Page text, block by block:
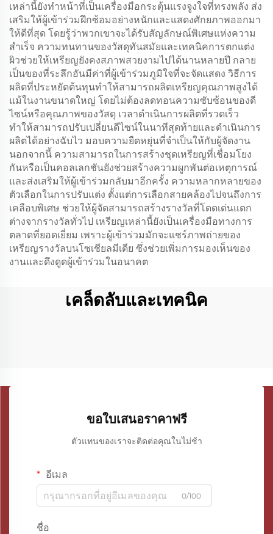
เหล่านี้ยังทำหน้าที่เป็นเครื่องมือกระตุ้นแรงจูงใจที่ทรงพลัง ส่ง
เสริมให้ผู้เข้าร่วมฝึกซ้อมอย่างหนักและแสดงศักยภาพออกมา
ให้ดีที่สุด โดยรู้ว่าพวกเขาจะได้รับสัญลักษณ์พิเศษแห่งความ
สำเร็จ ความทนทานของวัสดุทันสมัยและเทคนิคการตกแต่ง
ผิวช่วยให้เหรียญยังคงสภาพสวยงามไปได้นานหลายปี กลาย
เป็นของที่ระลึกอันมีค่าที่ผู้เข้าร่วมภูมิใจที่จะจัดแสดง วิธีการ
ผลิตที่ประหยัดต้นทุนทำให้สามารถผลิตเหรียญคุณภาพสูงได้
แม้ในงานขนาดใหญ่ โดยไม่ต้องลดทอนความซับซ้อนของดี
ไซน์หรือคุณภาพของวัสดุ เวลาดำเนินการผลิตที่รวดเร็ว
ทำให้สามารถปรับเปลี่ยนดีไซน์ในนาทีสุดท้ายและดำเนินการ
ผลิตได้อย่างฉับไว มอบความยืดหยุ่นที่จำเป็นให้กับผู้จัดงาน
นอกจากนี้ ความสามารถในการสร้างชุดเหรียญที่เชื่อมโยง
กันหรือเป็นคอลเลกชันยังช่วยสร้างความผูกพันต่อเหตุการณ์
และส่งเสริมให้ผู้เข้าร่วมกลับมาอีกครั้ง ความหลากหลายของ
ตัวเลือกในการปรับแต่ง ตั้งแต่การเลือกสายคล้องไปจนถึงการ
เคลือบพิเศษ ช่วยให้ผู้จัดสามารถสร้างรางวัลที่โดดเด่นแตก
ต่างจากรางวัลทั่วไป เหรียญเหล่านี้ยังเป็นเครื่องมือทางการ
ตลาดที่ยอดเยี่ยม เพราะผู้เข้าร่วมมักจะแชร์ภาพถ่ายของ
เหรียญรางวัลบนโซเชียลมีเดีย ซึ่งช่วยเพิ่มการมองเห็นของ
งานและดึงดูดผู้เข้าร่วมในอนาคต
เคล็ดลับและเทคนิค
ขอใบเสนอราคาฟรี
ตัวแทนของเราจะติดต่อคุณในไม่ช้า
อีเมล
0/100
ชื่อ